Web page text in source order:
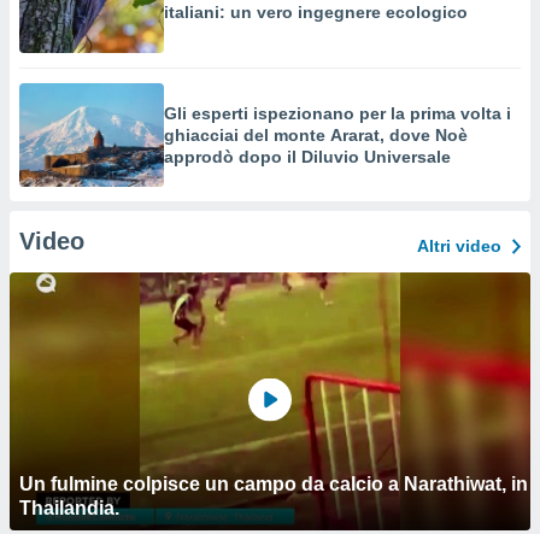
italiani: un vero ingegnere ecologico
Gli esperti ispezionano per la prima volta i
ghiacciai del monte Ararat, dove Noè
approdò dopo il Diluvio Universale
Video Altri video
Un fulmine colpisce un campo da calcio a Narathiwat, in
Thailandia.